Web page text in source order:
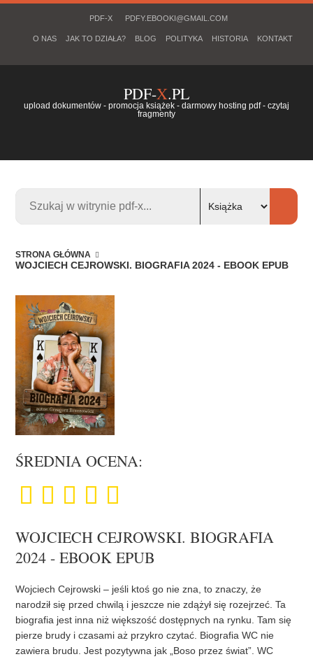
PDF-X PDFY.EBOOKI@GMAIL.COM
O NAS JAK TO DZIAŁA? BLOG POLITYKA HISTORIA KONTAKT
PDF-X.PL
upload dokumentów - promocja książek - darmowy hosting pdf - czytaj
fragmenty
STRONA GŁÓWNA
WOJCIECH CEJROWSKI. BIOGRAFIA 2024 - EBOOK EPUB
ŚREDNIA OCENA:
WOJCIECH CEJROWSKI. BIOGRAFIA
2024 - EBOOK EPUB
Wojciech Cejrowski – jeśli ktoś go nie zna, to znaczy, że
narodził się przed chwilą i jeszcze nie zdążył się rozejrzeć. Ta
biografia jest inna niż większość dostępnych na rynku. Tam się
pierze brudy i czasami aż przykro czytać. Biografia WC nie
zawiera brudu. Jest pozytywna jak „Boso przez świat”. WC